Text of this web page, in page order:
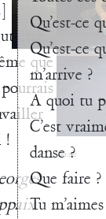
être
que
!
Qu’est-ce
Qu’est-ce
m’arrive ?
A quoi tu
C’est
danse ?
Que faire ?
Tu
00:00